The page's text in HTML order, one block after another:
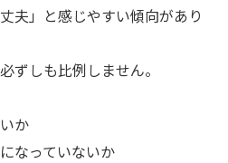
夫」と感じやすい傾向があり
ずしも比例しません。
か
なっていないか